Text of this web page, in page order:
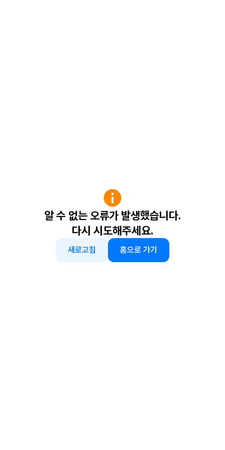
알 수 없는 오류가 발생했습니다.
다시 시도해주세요.
새로고침 홈으로 가기